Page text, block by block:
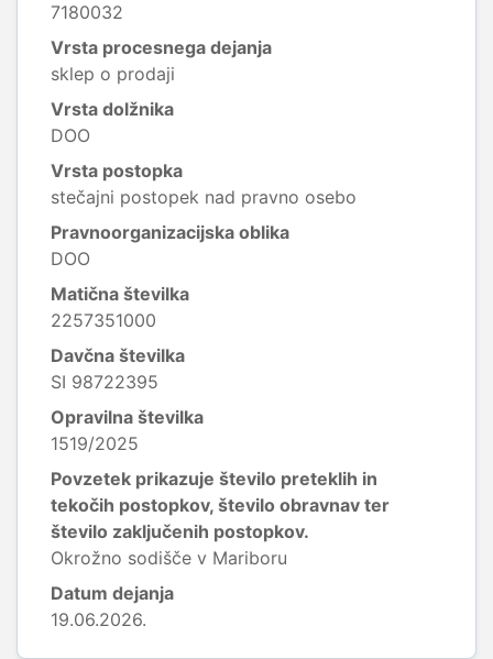
7180032
Vrsta procesnega dejanja
sklep o prodaji
Vrsta dolžnika
DOO
Vrsta postopka
stečajni postopek nad pravno osebo
Pravnoorganizacijska oblika
DOO
Matična številka
2257351000
Davčna številka
SI 98722395
Opravilna številka
1519/2025
Povzetek prikazuje število preteklih in
tekočih postopkov, število obravnav ter
število zaključenih postopkov.
Okrožno sodišče v Mariboru
Datum dejanja
19.06.2026.